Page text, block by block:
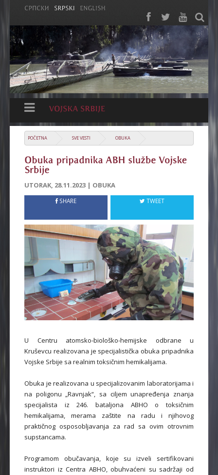
POČETNA SVE VESTI OBUKA
UTORAK, 28.11.2023 | OBUKA
SHARE TWEET
U Centru atomsko-biološko-hemijske odbrane u
Kruševcu realizovana je specijalistička obuka pripadnika
Vojske Srbije sa realnim toksičnim hemikalijama.
Obuka je realizovana u specijalizovanim laboratorijama i
na poligonu „Ravnjak“, sa ciljem unapređenja znanja
specijalista iz 246. bataljona ABHO o toksičnim
hemikalijama, merama zaštite na radu i njihovog
praktičnog osposobljavanja za rad sa ovim otrovnim
supstancama.
Programom obučavanja, koje su izveli sertifikovani
instruktori iz Centra ABHO, obuhvaćeni su sadržaji od